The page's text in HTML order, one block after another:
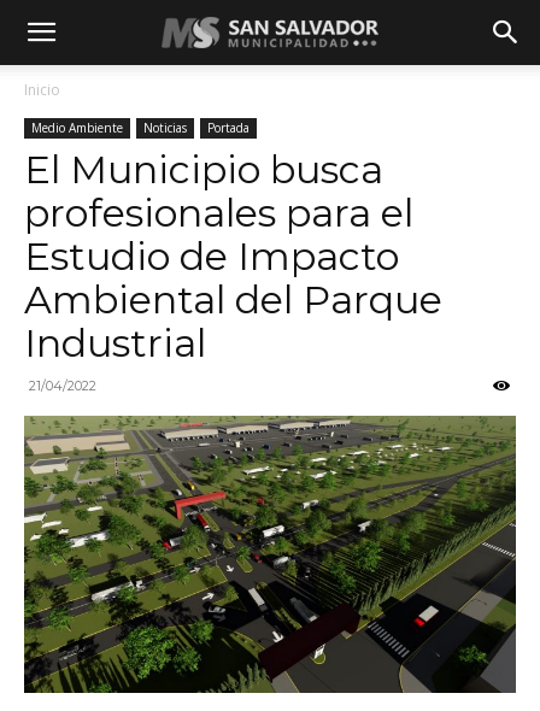
Inicio
Medio Ambiente Noticias Portada
El Municipio busca
profesionales para el
Estudio de Impacto
Ambiental del Parque
Industrial
21/04/2022